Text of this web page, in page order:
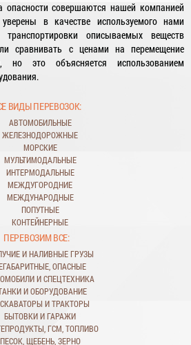
опасности совершаются нашей компанией
в качестве используемого нами
транспортировки описываемых веществ
сравнивать с ценами на перемещение
но это объясняется использованием
ВИДЫ ПЕРЕВОЗОК:
АВТОМОБИЛЬНЫЕ
ЖЕЛЕЗНОДОРОЖНЫЕ
МОРСКИЕ
МУЛЬТИМОДАЛЬНЫЕ
ИНТЕРМОДАЛЬНЫЕ
МЕЖДУГОРОДНИЕ
МЕЖДУНАРОДНЫЕ
ПОПУТНЫЕ
КОНТЕЙНЕРНЫЕ
ПЕРЕВОЗИМ ВСЕ:
ИНАЛИВНЫЕ ГРУЗЫ
ОПАСНЫЕ
ИСПЕЦТЕХНИКА
ИОБОРУДОВАНИЕ
ИТРАКТОРЫ
БЫТОВКИИГАРАЖИ
ГСМ ТОПЛИВО
ПЕСОК ЩЕБЕНЬ, ЗЕРНО